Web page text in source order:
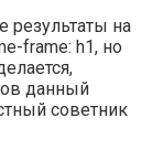
результаты на
frame: h1, но
данный
советник